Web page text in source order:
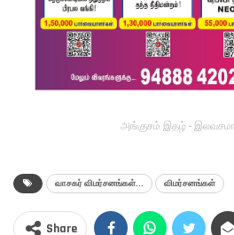
அங்குசம் இதழ் -
வாசகர் விமர்சனங்கள்... விமர்சனங்கள்
Share